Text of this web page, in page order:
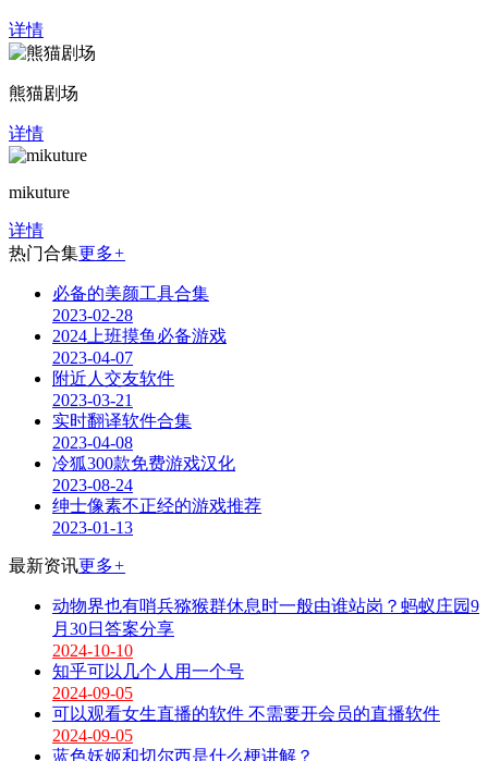
详情
熊猫剧场
详情
mikuture
详情
热门合集更多+
必备的美颜工具合集
2023-02-28
2024上班摸鱼必备游戏
2023-04-07
附近人交友软件
2023-03-21
实时翻译软件合集
2023-04-08
冷狐300款免费游戏汉化
2023-08-24
绅士像素不正经的游戏推荐
2023-01-13
最新资讯更多+
动物界也有哨兵猕猴群休息时一般由谁站岗？蚂蚁庄园9
月30日答案分享
2024-10-10
知乎可以几个人用一个号
2024-09-05
可以观看女生直播的软件 不需要开会员的直播软件
2024-09-05
蓝色妖姬和切尔西是什么梗讲解？